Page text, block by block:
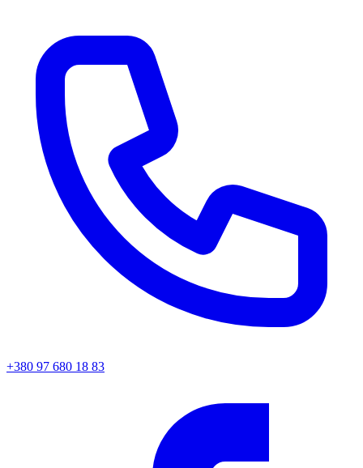
+380 97 680 18 83